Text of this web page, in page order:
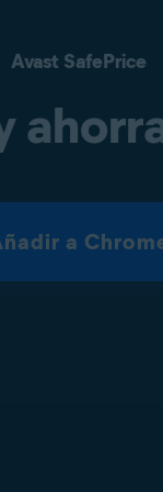
Avast SafePrice
a